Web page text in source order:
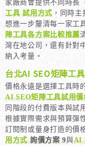
家廠商會提供不同時長
工具 試用方式，同時主
想進一步釐清每一家工
陣工具各方案比較推薦
灣在地公司，還有針對
納入考量。
台北AI SEO矩陣工
價格永遠是選擇工具時
AI SEO矩陣工具試用價
同階段的付費版本與試
根據實際需求與預算彈
訂閱制或量身打造的價
用方式詢價方案 9與AI